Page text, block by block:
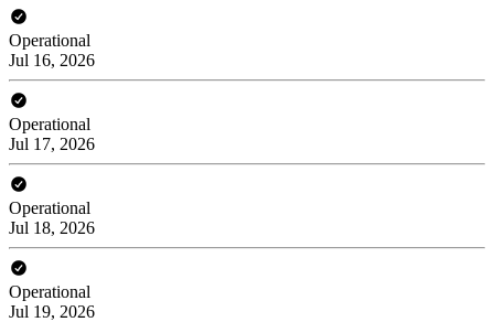
Operational
Jul 16, 2026
Operational
Jul 17, 2026
Operational
Jul 18, 2026
Operational
Jul 19, 2026